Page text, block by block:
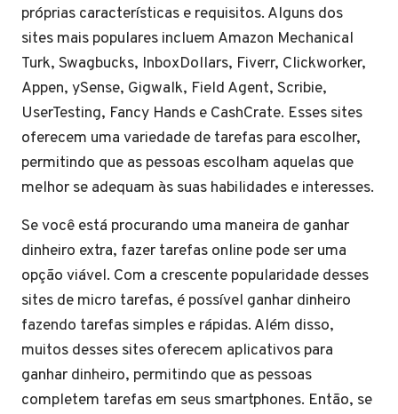
próprias características e requisitos. Alguns dos
sites mais populares incluem Amazon Mechanical
Turk, Swagbucks, InboxDollars, Fiverr, Clickworker,
Appen, ySense, Gigwalk, Field Agent, Scribie,
UserTesting, Fancy Hands e CashCrate. Esses sites
oferecem uma variedade de tarefas para escolher,
permitindo que as pessoas escolham aquelas que
melhor se adequam às suas habilidades e interesses.
Se você está procurando uma maneira de ganhar
dinheiro extra, fazer tarefas online pode ser uma
opção viável. Com a crescente popularidade desses
sites de micro tarefas, é possível ganhar dinheiro
fazendo tarefas simples e rápidas. Além disso,
muitos desses sites oferecem aplicativos para
ganhar dinheiro, permitindo que as pessoas
completem tarefas em seus smartphones. Então, se